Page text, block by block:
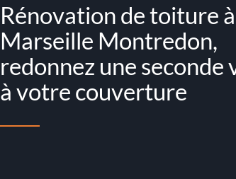
Rénovation de toiture à
Marseille Montredon,
redonnez une seconde
à votre couverture